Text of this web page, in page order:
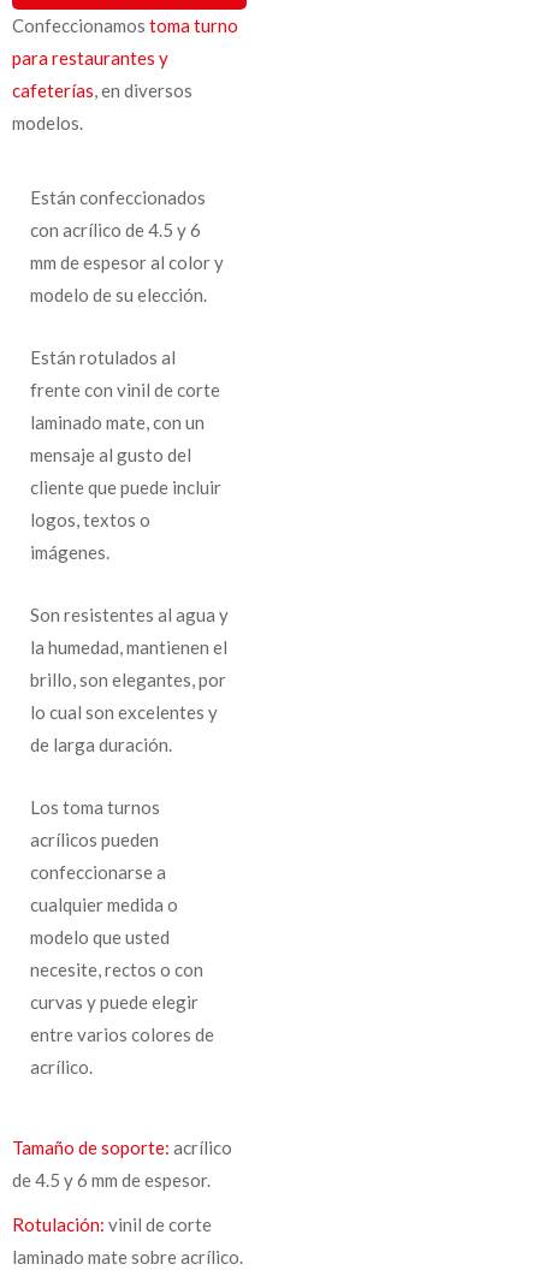
Confeccionamos toma turno
para restaurantes y
cafeterías , en diversos
modelos.
Están confeccionados
con acrílico de 4.5 y 6
mm de espesor al color y
modelo de su elección.
Están rotulados al
frente con vinil de corte
laminado mate, con un
mensaje al gusto del
cliente que puede incluir
logos, textos o
imágenes.
Son resistentes al agua y
la humedad, mantienen el
brillo, son elegantes, por
lo cual son excelentes y
de larga duración.
Los toma turnos
acrílicos pueden
confeccionarse a
cualquier medida o
modelo que usted
necesite, rectos o con
curvas y puede elegir
entre varios colores de
acrílico.
Tamaño de soporte: acrílico
de 4.5 y 6 mm de espesor.
Rotulación: vinil de corte
laminado mate sobre acrílico.